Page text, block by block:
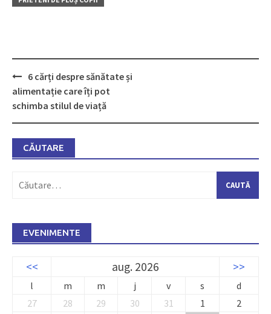
Post
navigation
6 cărți despre sănătate și
alimentație care îți pot
schimba stilul de viață
CĂUTARE
Caută
EVENIMENTE
<< aug. 2026 >>
l m m j v s
d
27
28 29 30 31 1
2